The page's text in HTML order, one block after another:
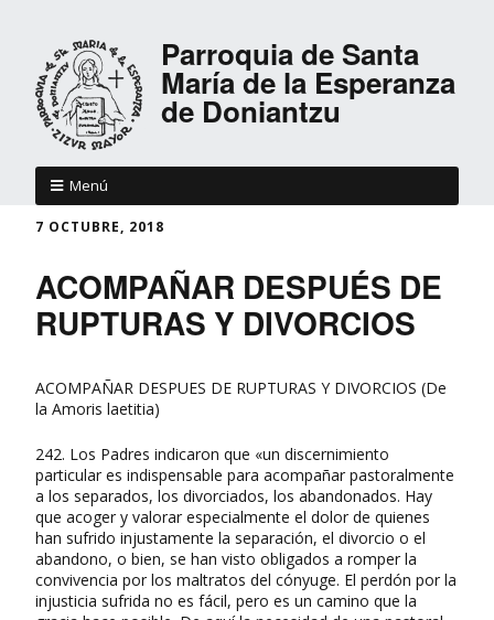
Parroquia de Santa
María de la Esperanza
de Doniantzu
Menú
7 OCTUBRE, 2018
ACOMPAÑAR DESPUÉS DE
RUPTURAS Y DIVORCIOS
ACOMPAÑAR DESPUES DE RUPTURAS Y DIVORCIOS (De
la Amoris laetitia)
242. Los Padres indicaron que «un discernimiento
particular es indispensable para acompañar pastoralmente
a los separados, los divorciados, los abandonados. Hay
que acoger y valorar especialmente el dolor de quienes
han sufrido injustamente la separación, el divorcio o el
abandono, o bien, se han visto obligados a romper la
convivencia por los maltratos del cónyuge. El perdón por la
injusticia sufrida no es fácil, pero es un camino que la